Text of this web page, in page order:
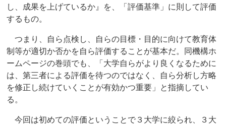
し、成果を上げているか』を、「評価基準」に則して評価
するもの。
つまり、自ら点検し、自らの目標・目的に向けて教育体
制等が適切か否かを自ら評価することが基本だ。同機構ホ
ームページの巻頭でも、「大学自らがより良くなるために
は、第三者による評価を待つのではなく、自ら分析し方略
を修正し続けていくことが有効かつ重要」と指摘してい
る。
今回は初めての評価ということで３大学に絞られ、３大